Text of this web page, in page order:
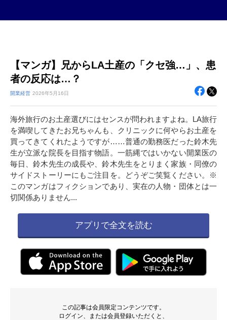
【マンガ】兄からLA土産の「クセ強…」、患
者の反応は…？
開業経営 2026年5月16日
海外旅行のお土産選びにはセンスが問われますよね。LA旅行
を満喫してきたお兄ちゃんも、クリニックに何やらお土産を
買ってきてくれたようですが……普通の勤務医だった鈴木先
生が立派な院長を目指す物語。一筋縄ではいかない開業医の
毎日、鈴木先生の成長や、鈴木先生をとりまく家族・同僚の
サイドストーリーにもご注目を。どうぞご笑覧ください。※
このマンガはフィクションであり、実在の人物・団体とは一
切関係ありません...
アプリで全文を読む
この記事は会員限定コンテンツです。
ログイン、または会員登録いただくと、